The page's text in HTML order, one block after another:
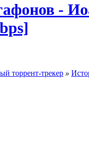
-
торрент-трекер »